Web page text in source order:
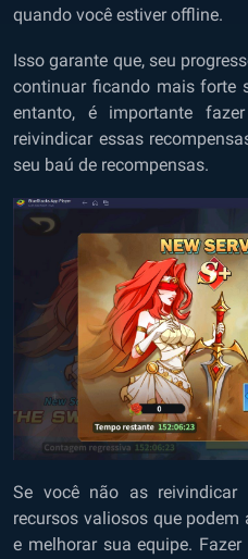
quando você estiver offline.
Isso garante que, seu
continuar ficando mais forte
entanto, é importante
reivindicar essas
seu baú de recompensas.
Se você não as reivindicar
recursos valiosos que
e melhorar sua equipe.